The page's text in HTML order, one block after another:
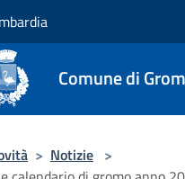
Comune di
> Notizie >